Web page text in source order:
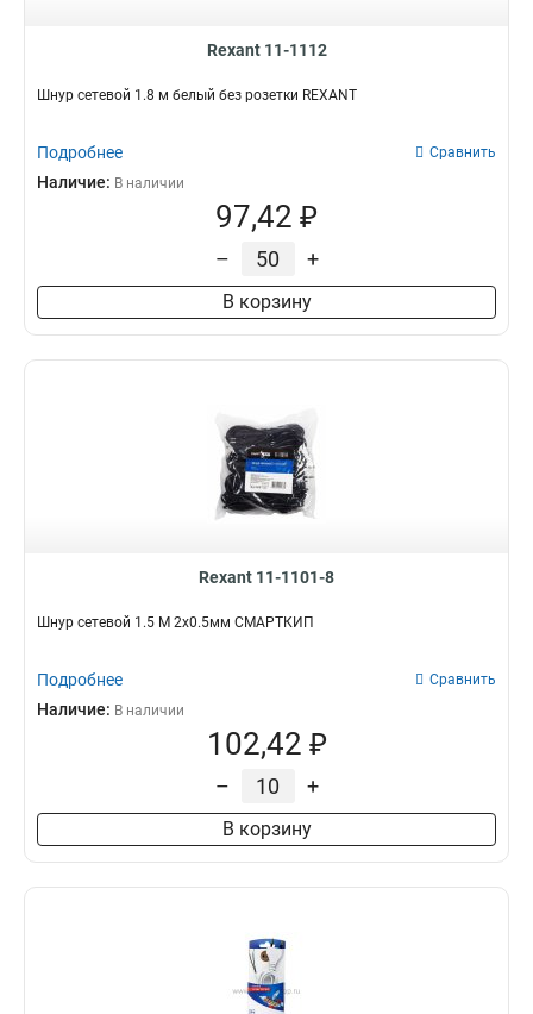
Rexant 11-1112
Шнур сетевой 1.8 м белый без розетки REXANT
Подробнее Сравнить
Наличие: В наличии
97,42 ₽
– +
В корзину
Rexant 11-1101-8
Шнур сетевой 1.5 М 2x0.5мм СМАРТКИП
Подробнее Сравнить
Наличие: В наличии
102,42 ₽
– +
В корзину